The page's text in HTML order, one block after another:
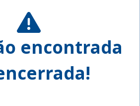
encontrada